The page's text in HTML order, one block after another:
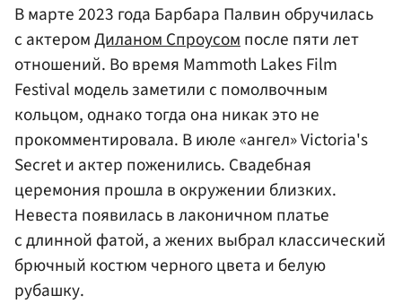
В марте 2023 года Барбара Палвин обручилась
с актеромДиланом Спроусом после пяти лет
отношений. Во время Mammoth Lakes Film
Festival модель заметили с помолвочным
кольцом, однако тогда она никак это не
прокомментировала. В июле «ангел» Victoria's
Secret и актер поженились. Свадебная
церемония прошла в окружении близких.
Невеста появилась в лаконичном платье
с длинной фатой, а жених выбрал классический
брючный костюм черного цвета и белую
рубашку.